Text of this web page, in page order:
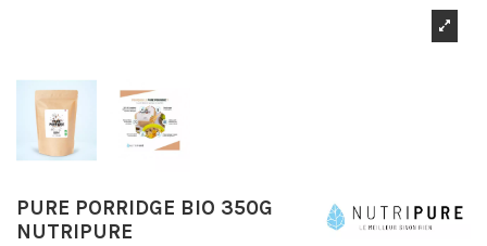
PURE PORRIDGE BIO 350G
NUTRIPURE